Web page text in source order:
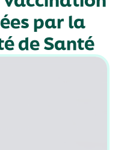
par la
de Santé